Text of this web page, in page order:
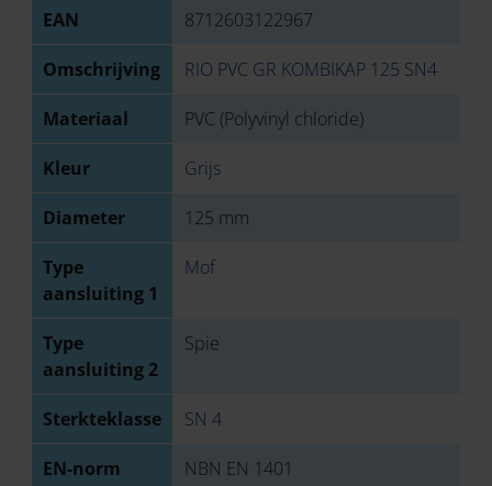
EAN 8712603122967
Omschrijving RIO PVC GR KOMBIKAP 125 SN4
Materiaal PVC (Polyvinyl chloride)
Kleur Grijs
Diameter 125 mm
Type
aansluiting 1
Mof
Type
aansluiting 2
Spie
Sterkteklasse SN 4
EN-norm NBN EN 1401